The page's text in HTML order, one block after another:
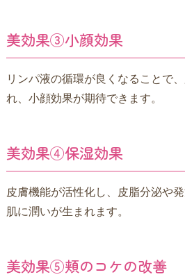
美効果③小顔効果
リンパ液の循環が良くなることで
れ、小顔効果が期待できます。
美効果④保湿効果
皮膚機能が活性化し、皮脂分泌や
肌に潤いが生まれます。
美効果⑤頬のコケの改善